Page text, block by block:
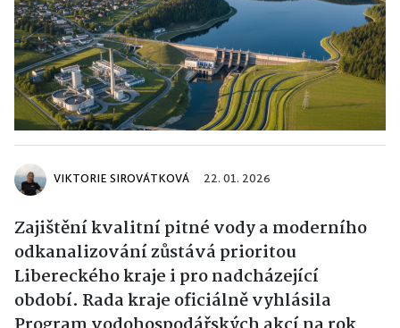
VIKTORIE SIROVÁTKOVÁ 22. 01. 2026
Zajištění kvalitní pitné vody a moderního
odkanalizování zůstává prioritou
Libereckého kraje i pro nadcházející
období. Rada kraje oficiálně vyhlásila